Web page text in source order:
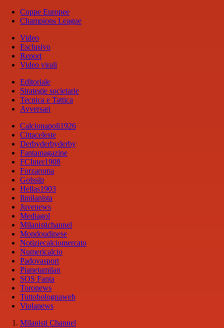
Coppe Europee
Champions League
Video
Esclusivo
Report
Video virali
Editoriale
Strategie societarie
Tecnica e Tattica
Avversari
Calcionapoli1926
Cittaceleste
Derbyderbyderby
Fantamagazine
FCInter1908
Forzaroma
Golssip
Hellas1903
Ilmilanista
Juvenews
Mediagol
Milanistichannel
Mondoudinese
Notiziecalciomercato
Numericalcio
Padovasport
Pianetamilan
SOS Fanta
Toronews
Tuttobolognaweb
Violanews
Milanisti Channel